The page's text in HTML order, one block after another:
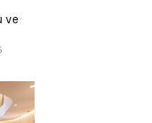
ve